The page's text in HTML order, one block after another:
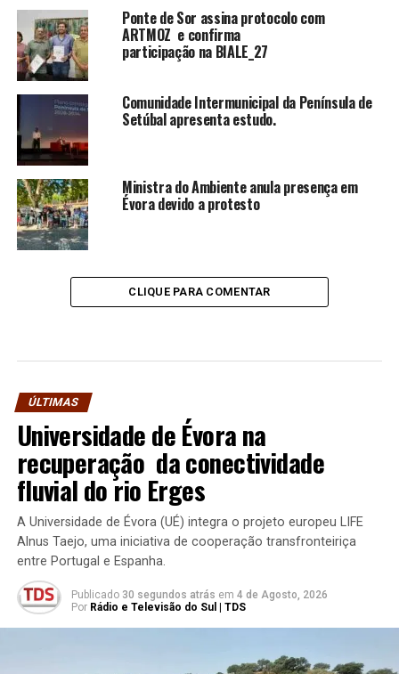
Ponte de Sor assina protocolo com
ARTMOZ e confirma
participação na BIALE_27
Comunidade Intermunicipal da Península de
Setúbal apresenta estudo.
Ministra do Ambiente anula presença em
Évora devido a protesto
CLIQUE PARA COMENTAR
ÚLTIMAS
Universidade de Évora na
recuperação da conectividade
fluvial do rio Erges
A Universidade de Évora (UÉ) integra o projeto europeu LIFE
Alnus Taejo, uma iniciativa de cooperação transfronteiriça
entre Portugal e Espanha.
Publicado 30 segundos atrás em 4 de Agosto, 2026
Por Rádio e Televisão do Sul | TDS